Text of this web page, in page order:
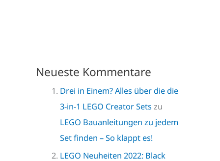
Neueste Kommentare
Drei in Einem? Alles über die die
3-in-1 LEGO Creator Sets zu
LEGO Bauanleitungen zu jedem
Set finden – So klappt es!
LEGO Neuheiten 2022: Black